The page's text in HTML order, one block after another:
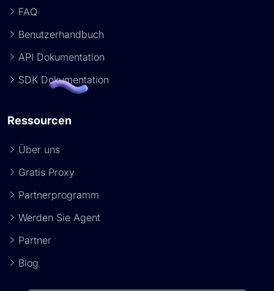
FAQ
Benutzerhandbuch
API Dokumentation
SDK Dokumentation
Ressourcen
Über uns
Gratis Proxy
Partnerprogramm
Werden Sie Agent
Partner
Blog